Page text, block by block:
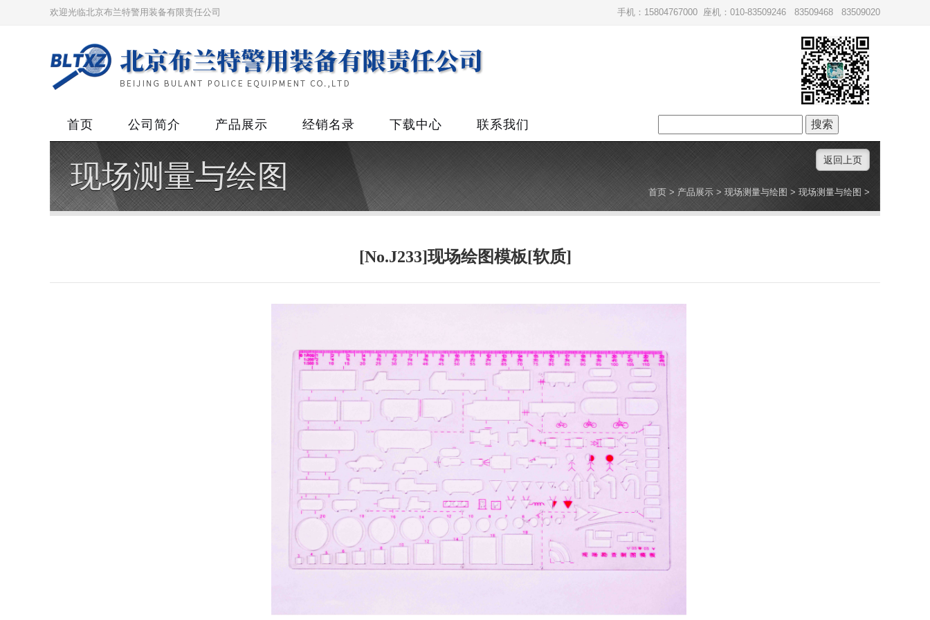
欢迎光临北京布兰特警用装备有限责任公司 手机：15804767000 座机：010-83509246 83509468 83509020
首页 公司简介 产品展示 经销名录 下载中心 联系我们
索：
现场测量与绘图 返回上页
首页 > 产品展示 > 现场测量与绘图 > 现场测量与绘图 >
[No.J233]现场绘图模板[软质]